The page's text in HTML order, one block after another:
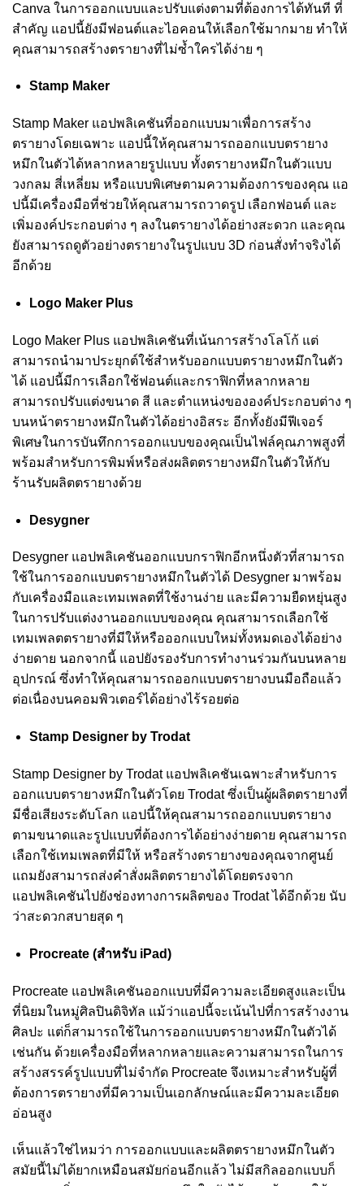
Canva ในการออกแบบและปรับแต่งตามที่ต้องการได้ทันที ที่
สำคัญ แอปนี้ยังมีฟอนต์และไอคอนให้เลือกใช้มากมาย ทำให้
คุณสามารถสร้างตรายางที่ไม่ซ้ำใครได้ง่าย ๆ
Stamp Maker
Stamp Maker แอปพลิเคชันที่ออกแบบมาเพื่อการสร้าง
ตรายางโดยเฉพาะ แอปนี้ให้คุณสามารถออกแบบตรายาง
หมึกในตัวได้หลากหลายรูปแบบ ทั้งตรายางหมึกในตัวแบบ
วงกลม สี่เหลี่ยม หรือแบบพิเศษตามความต้องการของคุณ แอ
ปนี้มีเครื่องมือที่ช่วยให้คุณสามารถวาดรูป เลือกฟอนต์ และ
เพิ่มองค์ประกอบต่าง ๆ ลงในตรายางได้อย่างสะดวก และคุณ
ยังสามารถดูตัวอย่างตรายางในรูปแบบ 3D ก่อนสั่งทำจริงได้
อีกด้วย
Logo Maker Plus
Logo Maker Plus แอปพลิเคชันที่เน้นการสร้างโลโก้ แต่
สามารถนำมาประยุกต์ใช้สำหรับออกแบบตรายางหมึกในตัว
ได้ แอปนี้มีการเลือกใช้ฟอนต์และกราฟิกที่หลากหลาย
สามารถปรับแต่งขนาด สี และตำแหน่งขององค์ประกอบต่าง ๆ
บนหน้าตรายางหมึกในตัวได้อย่างอิสระ อีกทั้งยังมีฟีเจอร์
พิเศษในการบันทึกการออกแบบของคุณเป็นไฟล์คุณภาพสูงที่
พร้อมสำหรับการพิมพ์หรือส่งผลิตตรายางหมึกในตัวให้กับ
ร้านรับผลิตตรายางด้วย
Desygner
Desygner แอปพลิเคชันออกแบบกราฟิกอีกหนึ่งตัวที่สามารถ
ใช้ในการออกแบบตรายางหมึกในตัวได้ Desygner มาพร้อม
กับเครื่องมือและเทมเพลตที่ใช้งานง่าย และมีความยืดหยุ่นสูง
ในการปรับแต่งงานออกแบบของคุณ คุณสามารถเลือกใช้
เทมเพลตตรายางที่มีให้หรือออกแบบใหม่ทั้งหมดเองได้อย่าง
ง่ายดาย นอกจากนี้ แอปยังรองรับการทำงานร่วมกันบนหลาย
อุปกรณ์ ซึ่งทำให้คุณสามารถออกแบบตรายางบนมือถือแล้ว
ต่อเนื่องบนคอมพิวเตอร์ได้อย่างไร้รอยต่อ
Stamp Designer by Trodat
Stamp Designer by Trodat แอปพลิเคชันเฉพาะสำหรับการ
ออกแบบตรายางหมึกในตัวโดย Trodat ซึ่งเป็นผู้ผลิตตรายางที่
มีชื่อเสียงระดับโลก แอปนี้ให้คุณสามารถออกแบบตรายาง
ตามขนาดและรูปแบบที่ต้องการได้อย่างง่ายดาย คุณสามารถ
เลือกใช้เทมเพลตที่มีให้ หรือสร้างตรายางของคุณจากศูนย์
แถมยังสามารถส่งคำสั่งผลิตตรายางได้โดยตรงจาก
แอปพลิเคชันไปยังช่องทางการผลิตของ Trodat ได้อีกด้วย นับ
ว่าสะดวกสบายสุด ๆ
Procreate (สำหรับ iPad)
Procreate แอปพลิเคชันออกแบบที่มีความละเอียดสูงและเป็น
ที่นิยมในหมู่ศิลปินดิจิทัล แม้ว่าแอปนี้จะเน้นไปที่การสร้างงาน
ศิลปะ แต่ก็สามารถใช้ในการออกแบบตรายางหมึกในตัวได้
เช่นกัน ด้วยเครื่องมือที่หลากหลายและความสามารถในการ
สร้างสรรค์รูปแบบที่ไม่จำกัด Procreate จึงเหมาะสำหรับผู้ที่
ต้องการตรายางที่มีความเป็นเอกลักษณ์และมีความละเอียด
อ่อนสูง
เห็นแล้วใช่ไหมว่า การออกแบบและผลิตตรายางหมึกในตัว
สมัยนี้ไม่ได้ยากเหมือนสมัยก่อนอีกแล้ว ไม่มีสกิลออกแบบก็